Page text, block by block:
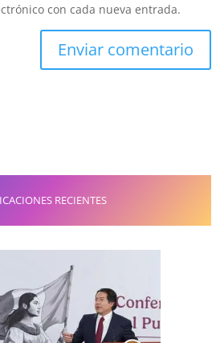
con cada nueva entrada.
RECIENTES